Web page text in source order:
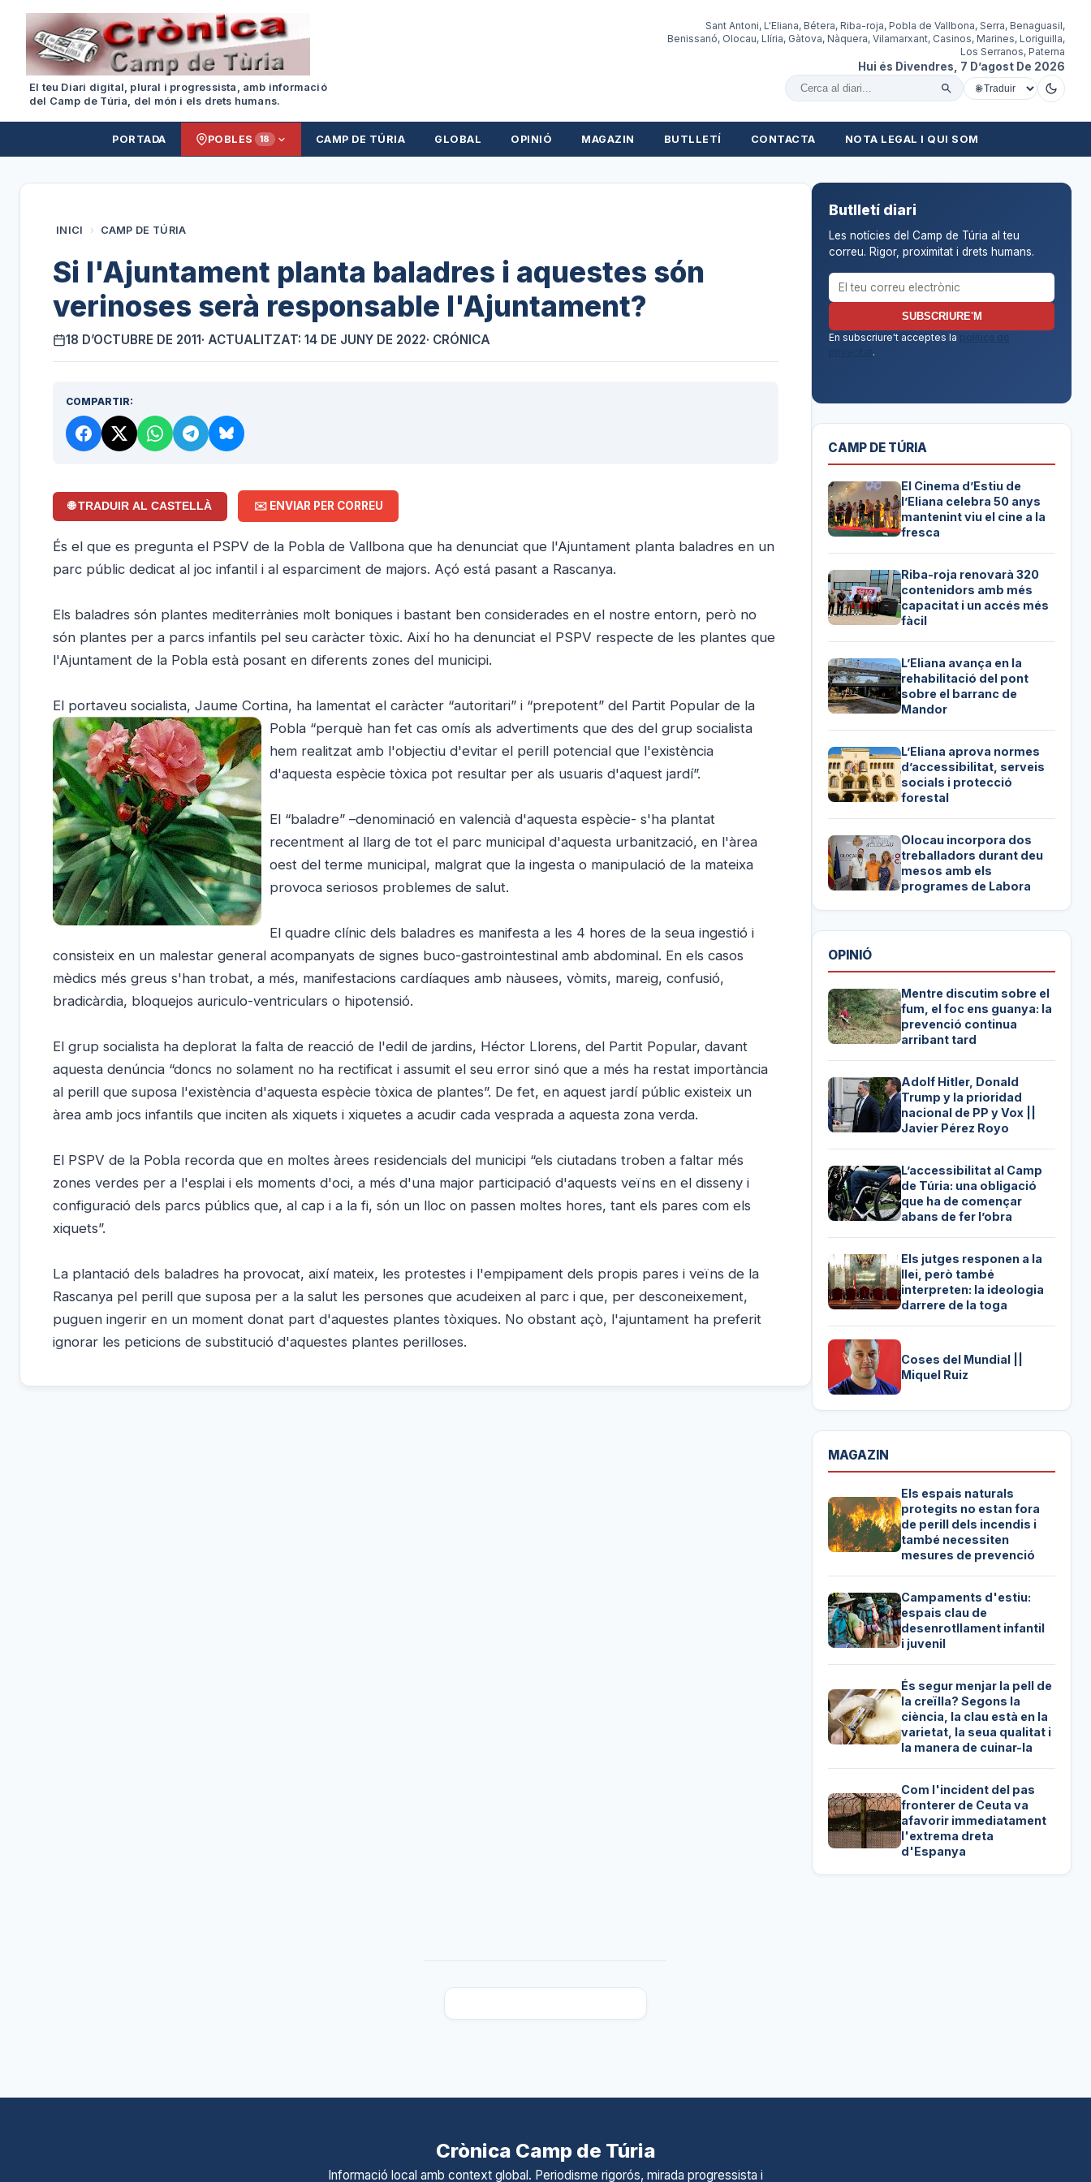
El teu Diari digital, plural i progressista, amb informació
del Camp de Túria, del món i els drets humans.
Sant Antoni, L'Eliana, Bétera, Riba-roja, Pobla de Vallbona, Serra, Benaguasil,
Benissanó, Olocau, Llíria, Gàtova, Nàquera, Vilamarxant, Casinos, Marines, Loriguilla,
Los Serranos, Paterna
Hui és Divendres, 7 D’agost De 2026
Cercar al diari
PORTADA POBLES 18 CAMP DE TÚRIA GLOBAL OPINIÓ MAGAZIN BUTLLETÍ CONTACTA NOTA LEGAL I QUI SOM
INICI › CAMP DE TÚRIA
Si l'Ajuntament planta baladres i aquestes són
verinoses serà responsable l'Ajuntament?
18 D’OCTUBRE DE 2011· ACTUALITZAT: 14 DE JUNY DE 2022· CRÓNICA
COMPARTIR:
🌐 TRADUIR AL CASTELLÀ ✉️ ENVIAR PER CORREU
És el que es pregunta el PSPV de la Pobla de Vallbona que ha denunciat que l'Ajuntament planta baladres en un
parc públic dedicat al joc infantil i al esparciment de majors. Açó está pasant a Rascanya.
Els baladres són plantes mediterrànies molt boniques i bastant ben considerades en el nostre entorn, però no
són plantes per a parcs infantils pel seu caràcter tòxic. Així ho ha denunciat el PSPV respecte de les plantes que
l'Ajuntament de la Pobla està posant en diferents zones del municipi.
El portaveu socialista, Jaume Cortina, ha lamentat el caràcter “autoritari” i “prepotent” del Partit Popular de la
Pobla “perquè han fet cas omís als advertiments que des del grup socialista
hem realitzat amb l'objectiu d'evitar el perill potencial que l'existència
d'aquesta espècie tòxica pot resultar per als usuaris d'aquest jardí”.
El “baladre” –denominació en valencià d'aquesta espècie- s'ha plantat
recentment al llarg de tot el parc municipal d'aquesta urbanització, en l'àrea
oest del terme municipal, malgrat que la ingesta o manipulació de la mateixa
provoca seriosos problemes de salut.
El quadre clínic dels baladres es manifesta a les 4 hores de la seua ingestió i
consisteix en un malestar general acompanyats de signes buco-gastrointestinal amb abdominal. En els casos
mèdics més greus s'han trobat, a més, manifestacions cardíaques amb nàusees, vòmits, mareig, confusió,
bradicàrdia, bloquejos auriculo-ventriculars o hipotensió.
El grup socialista ha deplorat la falta de reacció de l'edil de jardins, Héctor Llorens, del Partit Popular, davant
aquesta denúncia “doncs no solament no ha rectificat i assumit el seu error sinó que a més ha restat importància
al perill que suposa l'existència d'aquesta espècie tòxica de plantes”. De fet, en aquest jardí públic existeix un
àrea amb jocs infantils que inciten als xiquets i xiquetes a acudir cada vesprada a aquesta zona verda.
El PSPV de la Pobla recorda que en moltes àrees residencials del municipi “els ciutadans troben a faltar més
zones verdes per a l'esplai i els moments d'oci, a més d'una major participació d'aquests veïns en el disseny i
configuració dels parcs públics que, al cap i a la fi, són un lloc on passen moltes hores, tant els pares com els
xiquets”.
La plantació dels baladres ha provocat, així mateix, les protestes i l'empipament dels propis pares i veïns de la
Rascanya pel perill que suposa per a la salut les persones que acudeixen al parc i que, per desconeixement,
puguen ingerir en un moment donat part d'aquestes plantes tòxiques. No obstant açò, l'ajuntament ha preferit
ignorar les peticions de substitució d'aquestes plantes perilloses.
Butlletí diari
Les notícies del Camp de Túria al teu
correu. Rigor, proximitat i drets humans.
Correu electrònic per al butlletí
SUBSCRIURE'M
En subscriure't acceptes la
política de
.
CAMP DE TÚRIA
El Cinema d’Estiu de
l’Eliana celebra 50 anys
mantenint viu el cine a la
fresca
Riba-roja renovarà 320
contenidors amb més
capacitat i un accés més
fàcil
L’Eliana avança en la
rehabilitació del pont
sobre el barranc de
Mandor
L’Eliana aprova normes
d’accessibilitat, serveis
socials i protecció
forestal
Olocau incorpora dos
treballadors durant deu
mesos amb els
programes de Labora
OPINIÓ
Mentre discutim sobre el
fum, el foc ens guanya: la
prevenció continua
arribant tard
Adolf Hitler, Donald
Trump y la prioridad
nacional de PP y Vox ||
Javier Pérez Royo
L’accessibilitat al Camp
de Túria: una obligació
que ha de començar
abans de fer l’obra
Els jutges responen a la
llei, però també
interpreten: la ideologia
darrere de la toga
Coses del Mundial ||
Miquel Ruiz
MAGAZIN
Els espais naturals
protegits no estan fora
de perill dels incendis i
també necessiten
mesures de prevenció
Campaments d'estiu:
espais clau de
desenrotllament infantil
i juvenil
És segur menjar la pell de
la creïlla? Segons la
ciència, la clau està en la
varietat, la seua qualitat i
la manera de cuinar-la
Com l'incident del pas
fronterer de Ceuta va
afavorir immediatament
l'extrema dreta
d'Espanya
Crònica Camp de Túria
Informació local amb context global. Periodisme rigorós, mirada progressista i